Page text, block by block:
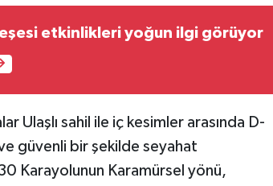
etkinlikleri yoğun ilgi görüyor
Ulaşlı sahil ile iç kesimler arasında D-
güvenli bir şekilde seyahat
Karayolunun Karamürsel yönü,